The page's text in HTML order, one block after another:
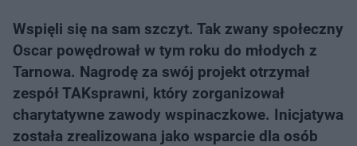
Wspięli się na sam szczyt. Tak zwany społeczny
Oscar powędrował w tym roku do młodych z
Tarnowa. Nagrodę za swój projekt otrzymał
zespół TAKsprawni, który zorganizował
charytatywne zawody wspinaczkowe. Inicjatywa
została zrealizowana jako wsparcie dla osób